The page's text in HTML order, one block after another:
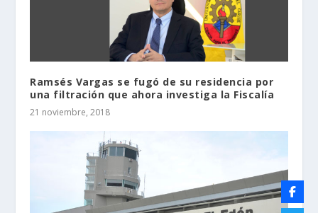
Ramsés Vargas se fugó de su residencia por
una filtración que ahora investiga la Fiscalía
21 noviembre, 2018